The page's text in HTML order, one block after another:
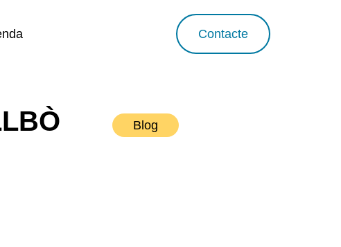
Contacte
Blog